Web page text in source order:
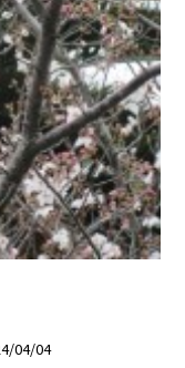
04/04